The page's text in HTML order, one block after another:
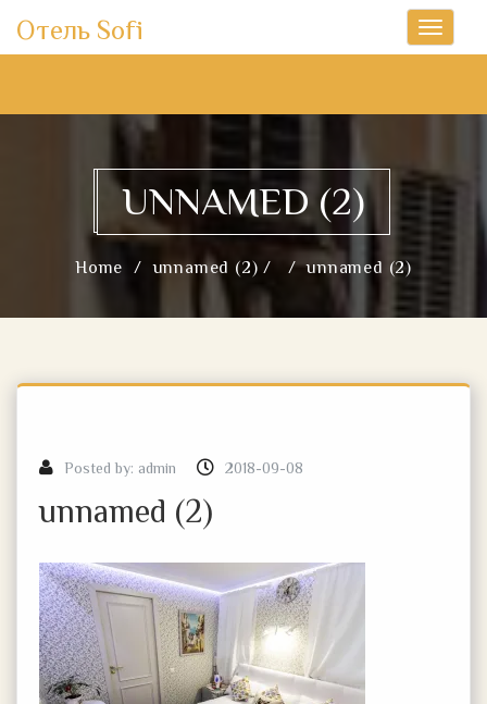
Toggle
Отель Sofi
UNNAMED (2)
Home unnamed (2) / unnamed (2)
Posted by: admin 2018-09-08
unnamed (2)